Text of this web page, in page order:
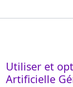
Utiliser et
Artificielle